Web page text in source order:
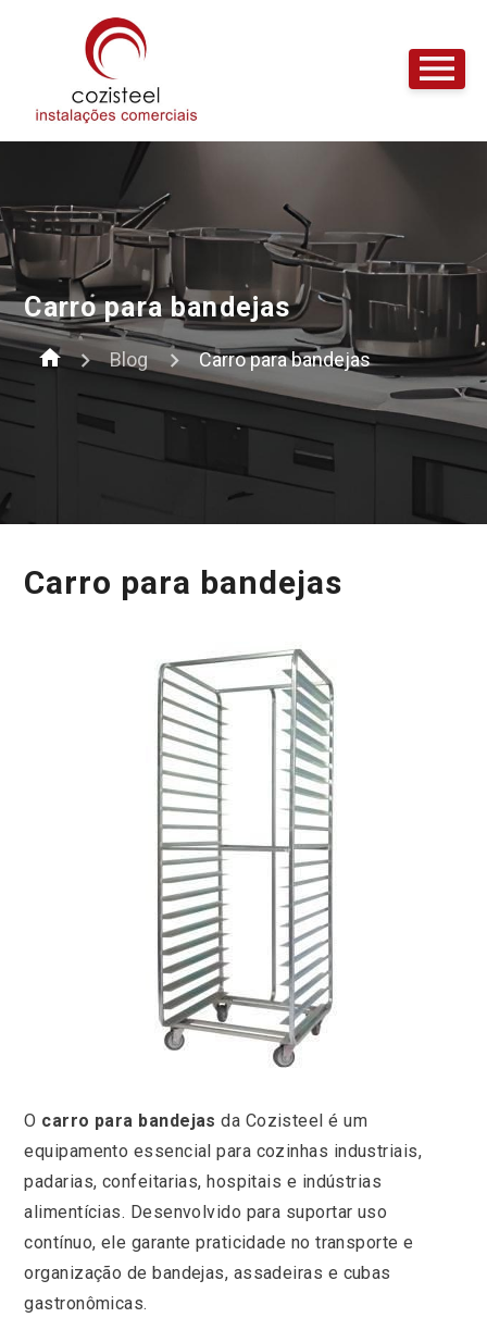
Carro para bandejas
home Blog Carro para bandejas
Carro para bandejas
O carro para bandejas da Cozisteel é um
equipamento essencial para cozinhas industriais,
padarias, confeitarias, hospitais e indústrias
alimentícias. Desenvolvido para suportar uso
contínuo, ele garante praticidade no transporte e
organização de bandejas, assadeiras e cubas
gastronômicas.